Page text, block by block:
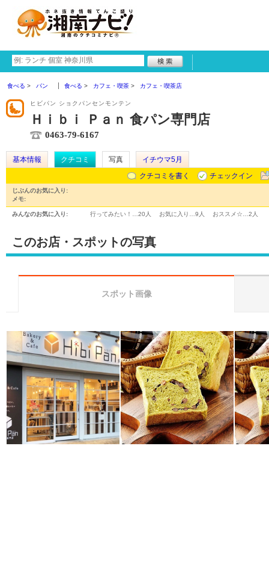
食べる パン 食べる カフェ・喫茶 カフェ・喫茶店
ヒビパン ショクパンセンモンテン
Ｈｉｂｉ Ｐａｎ 食パン専門店
0463-79-6167
基本情報 クチコミ 写真
イチウマ5月
クチコミを書く
チェックイン
じぶんのお気に入り:
メモ:
みんなのお気に入り: 行ってみたい！… 20人 お気に入り… 9人 おススメ☆… 2人
このお店・スポットの写真
スポット画像